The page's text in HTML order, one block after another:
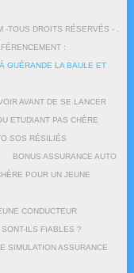
-TOUS DROITS RÉSERVÉS - .
:
GUÉRANDE LA BAULE ET
AVANT DE SE LANCER
ETUDIANT PAS CHÈRE
SOS RÉSILIÉS
BONUS ASSURANCE AUTO
POUR UN JEUNE
CONDUCTEUR
ILS FIABLES ?
SIMULATION ASSURANCE